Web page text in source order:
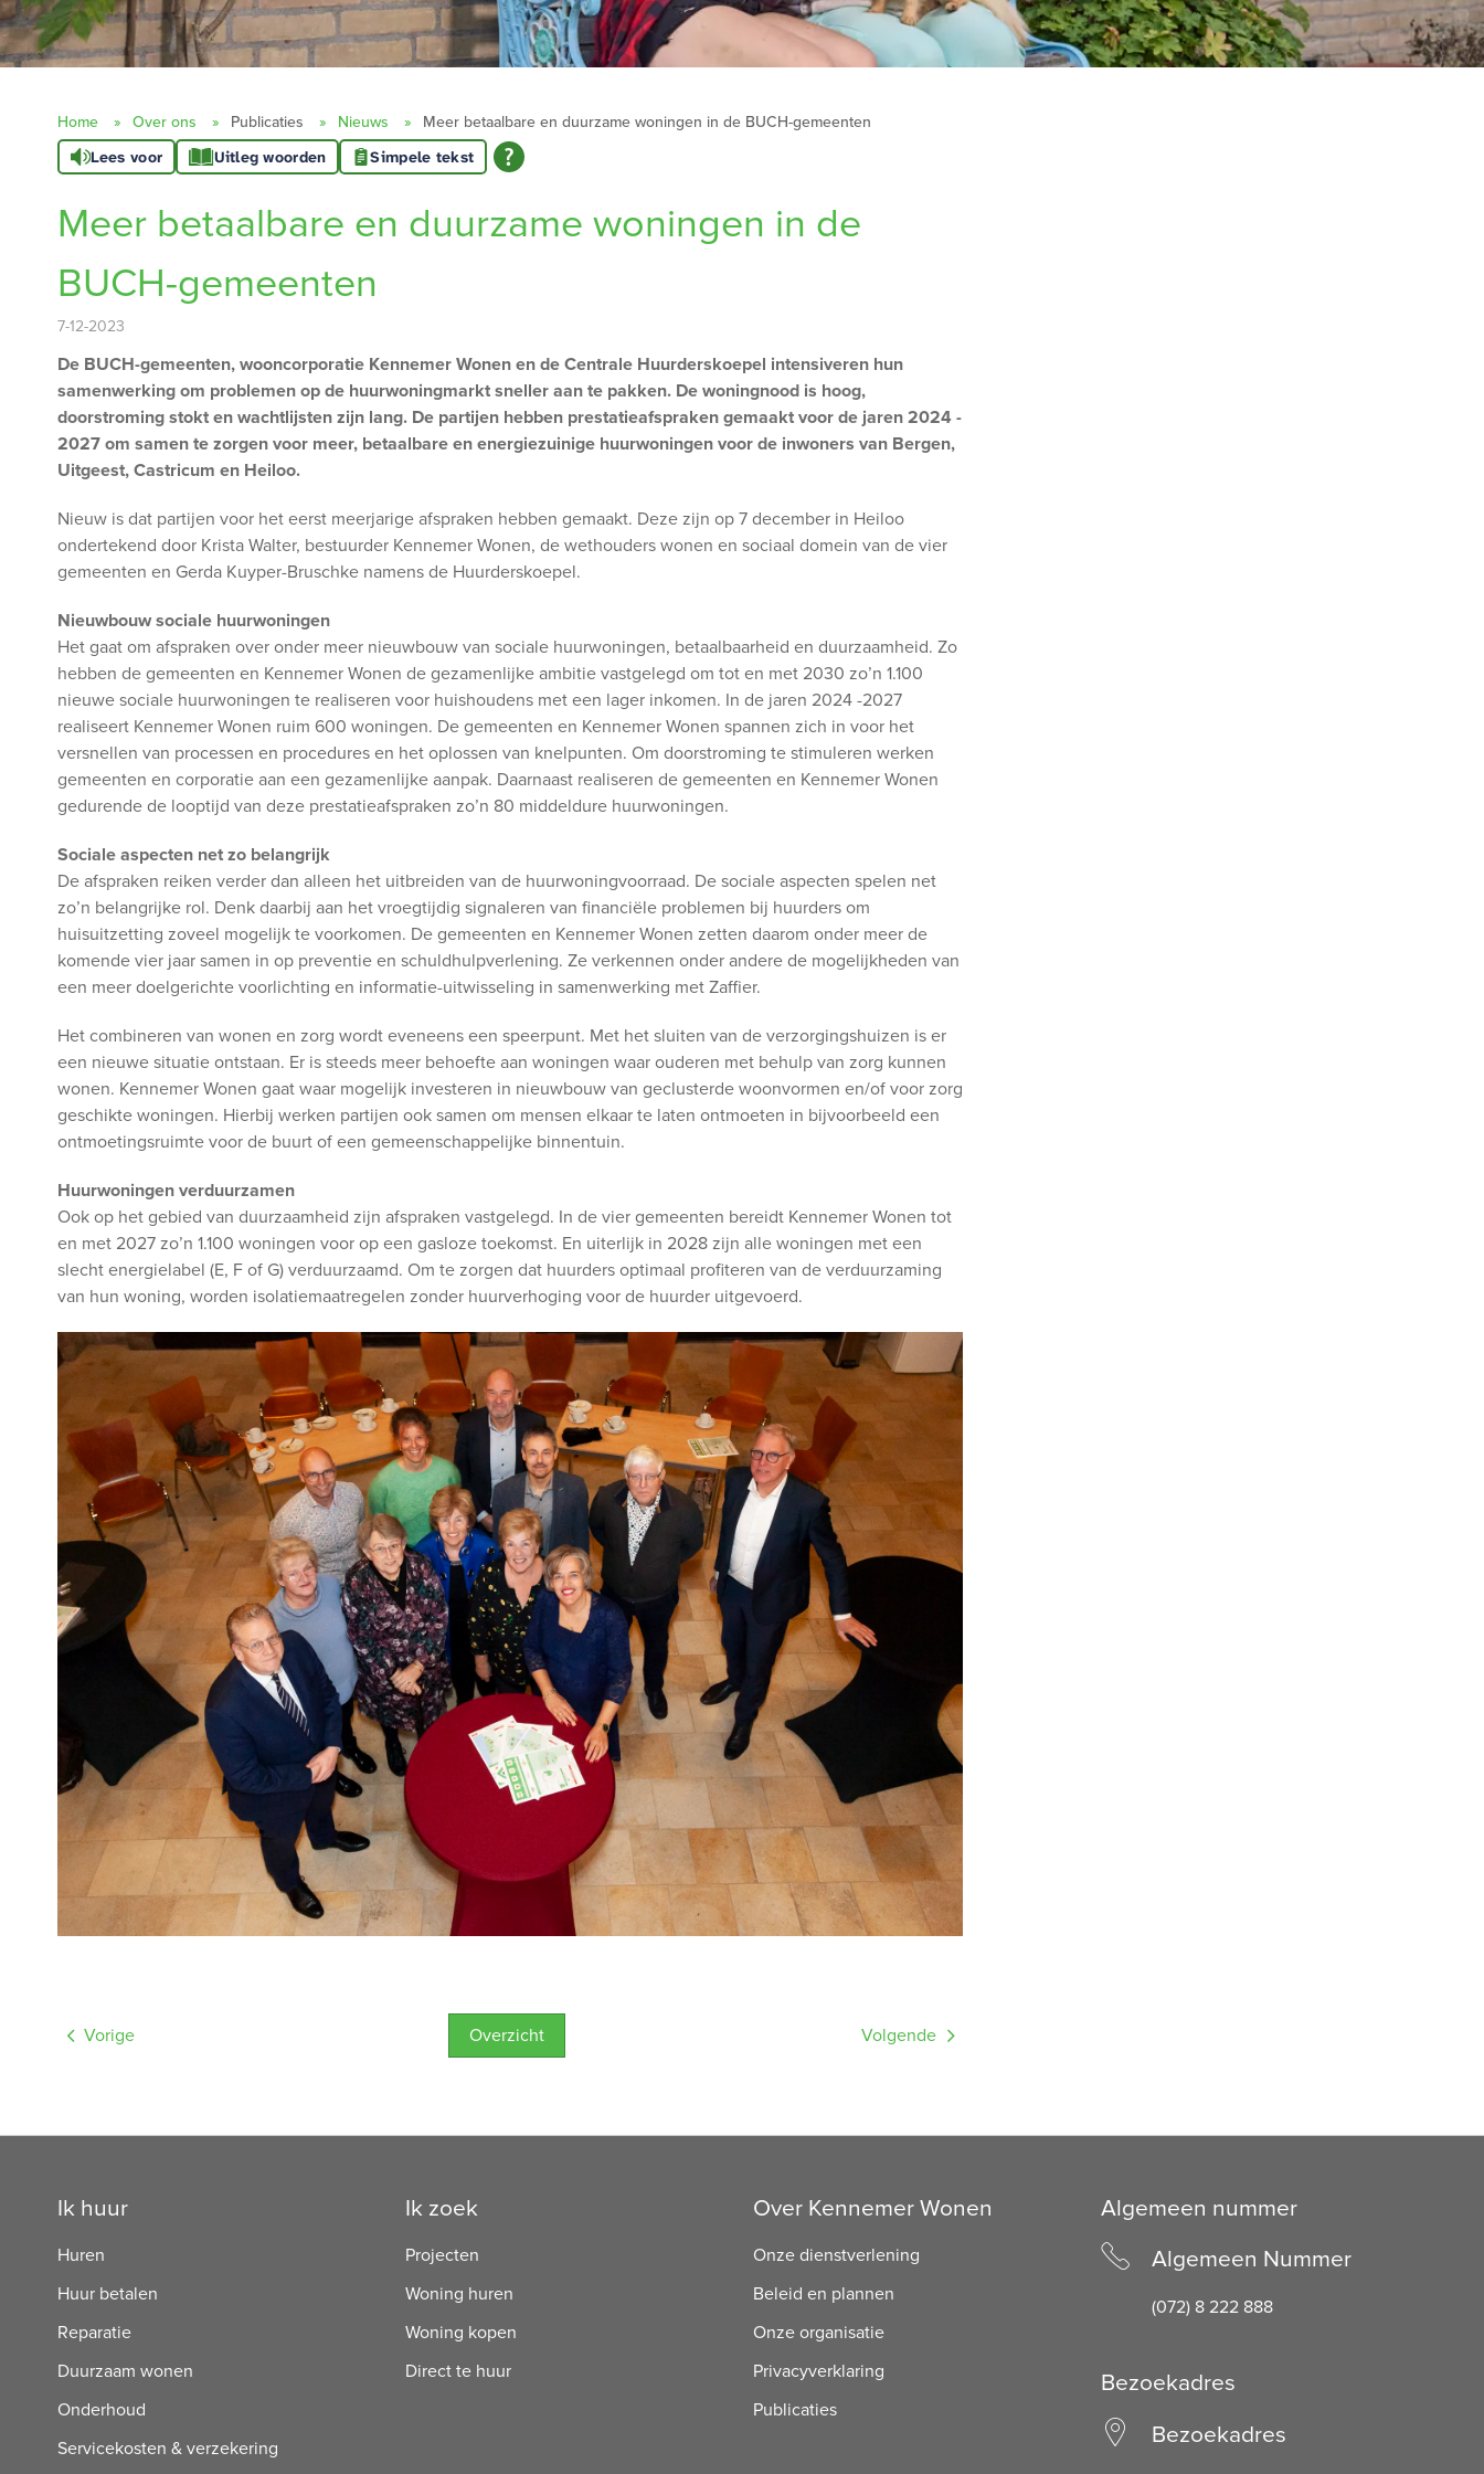
Home Over ons Publicaties Nieuws Meer betaalbare en duurzame woningen in de BUCH-gemeenten
Lees voor Uitleg woorden Simpele tekst
Meer betaalbare en duurzame woningen in de
BUCH-gemeenten
7-12-2023
De BUCH-gemeenten, wooncorporatie Kennemer Wonen en de Centrale Huurderskoepel intensiveren hun
samenwerking om problemen op de huurwoningmarkt sneller aan te pakken. De woningnood is hoog,
doorstroming stokt en wachtlijsten zijn lang. De partijen hebben prestatieafspraken gemaakt voor de jaren 2024 -
2027 om samen te zorgen voor meer, betaalbare en energiezuinige huurwoningen voor de inwoners van Bergen,
Uitgeest, Castricum en Heiloo.
Nieuw is dat partijen voor het eerst meerjarige afspraken hebben gemaakt. Deze zijn op 7 december in Heiloo
ondertekend door Krista Walter, bestuurder Kennemer Wonen, de wethouders wonen en sociaal domein van de vier
gemeenten en Gerda Kuyper-Bruschke namens de Huurderskoepel.
Nieuwbouw sociale huurwoningen
Het gaat om afspraken over onder meer nieuwbouw van sociale huurwoningen, betaalbaarheid en duurzaamheid. Zo
hebben de gemeenten en Kennemer Wonen de gezamenlijke ambitie vastgelegd om tot en met 2030 zo’n 1.100
nieuwe sociale huurwoningen te realiseren voor huishoudens met een lager inkomen. In de jaren 2024 -2027
realiseert Kennemer Wonen ruim 600 woningen. De gemeenten en Kennemer Wonen spannen zich in voor het
versnellen van processen en procedures en het oplossen van knelpunten. Om doorstroming te stimuleren werken
gemeenten en corporatie aan een gezamenlijke aanpak. Daarnaast realiseren de gemeenten en Kennemer Wonen
gedurende de looptijd van deze prestatieafspraken zo’n 80 middeldure huurwoningen.
Sociale aspecten net zo belangrijk
De afspraken reiken verder dan alleen het uitbreiden van de huurwoningvoorraad. De sociale aspecten spelen net
zo’n belangrijke rol. Denk daarbij aan het vroegtijdig signaleren van financiële problemen bij huurders om
huisuitzetting zoveel mogelijk te voorkomen. De gemeenten en Kennemer Wonen zetten daarom onder meer de
komende vier jaar samen in op preventie en schuldhulpverlening. Ze verkennen onder andere de mogelijkheden van
een meer doelgerichte voorlichting en informatie-uitwisseling in samenwerking met Zaffier.
Het combineren van wonen en zorg wordt eveneens een speerpunt. Met het sluiten van de verzorgingshuizen is er
een nieuwe situatie ontstaan. Er is steeds meer behoefte aan woningen waar ouderen met behulp van zorg kunnen
wonen. Kennemer Wonen gaat waar mogelijk investeren in nieuwbouw van geclusterde woonvormen en/of voor zorg
geschikte woningen. Hierbij werken partijen ook samen om mensen elkaar te laten ontmoeten in bijvoorbeeld een
ontmoetingsruimte voor de buurt of een gemeenschappelijke binnentuin.
Huurwoningen verduurzamen
Ook op het gebied van duurzaamheid zijn afspraken vastgelegd. In de vier gemeenten bereidt Kennemer Wonen tot
en met 2027 zo’n 1.100 woningen voor op een gasloze toekomst. En uiterlijk in 2028 zijn alle woningen met een
slecht energielabel (E, F of G) verduurzaamd. Om te zorgen dat huurders optimaal profiteren van de verduurzaming
van hun woning, worden isolatiemaatregelen zonder huurverhoging voor de huurder uitgevoerd.
Volgende
Overzicht
Vorige
Contactinformatie
Ik huur
Huren
Huur betalen
Reparatie
Duurzaam wonen
Onderhoud
Servicekosten & verzekering
Ik zoek
Projecten
Woning huren
Woning kopen
Direct te huur
Over Kennemer Wonen
Onze dienstverlening
Beleid en plannen
Onze organisatie
Privacyverklaring
Publicaties
Algemeen nummer
Algemeen Nummer
(072) 8 222 888
Bezoekadres
Bezoekadres